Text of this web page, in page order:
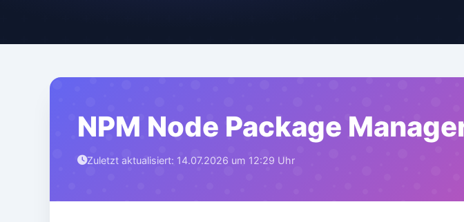
NPM Node Package
Zuletzt aktualisiert: 14.07.2026 um 12:29 Uhr